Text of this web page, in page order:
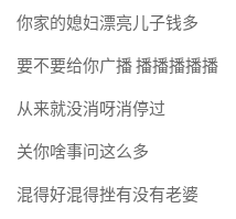
你家的媳妇漂亮儿子钱多
要不要给你广播 播播播播播
从来就没消呀消停过
关你啥事问这么多
混得好混得挫有没有老婆